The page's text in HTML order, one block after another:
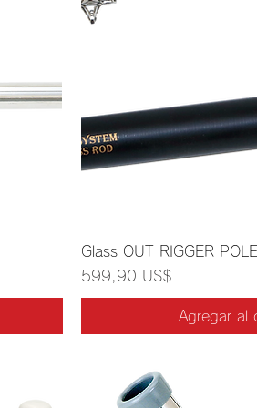
Glass OUT RIGGER
Precio
599,90 US$
Agregar al